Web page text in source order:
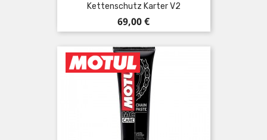
Kettenschutz Karter V2
Preis
69,00 €